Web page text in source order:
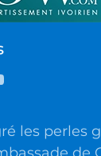
les perles